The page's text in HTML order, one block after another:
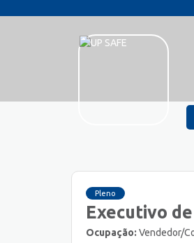
Pleno
Executivo
Ocupação: Vendedor/